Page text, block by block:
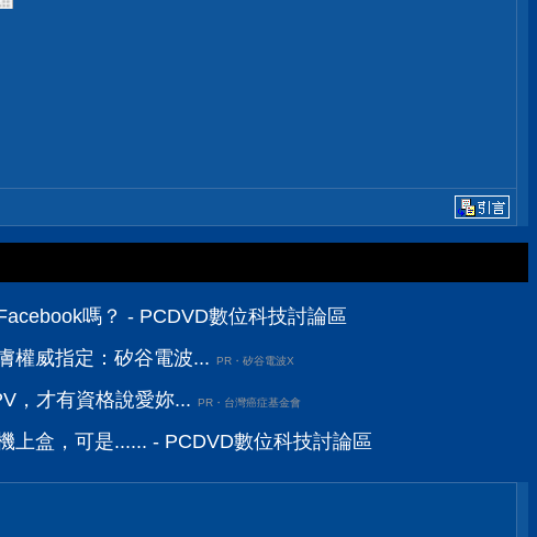
嗎？ - PCDVD數位科技討論區
權威指定：矽谷電波...
PR・矽谷電波X
，才有資格說愛妳... PR・台灣癌症基金會
上盒，可是...... - PCDVD數位科技討論區